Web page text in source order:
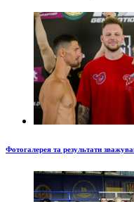
Фотогалерея та результати